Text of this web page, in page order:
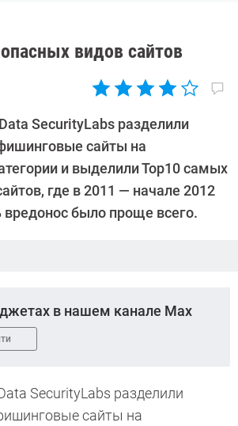
видов сайтов
SecurityLabs разделили
сайты на
и выделили Тор10 самых
где в 2011 — начале 2012
вредонос было проще всего.
в нашем канале Max
SecurityLabs разделили
сайты на